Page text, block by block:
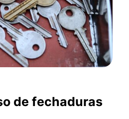
de fechaduras